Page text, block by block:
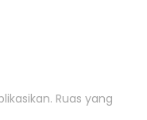
Ruas yang